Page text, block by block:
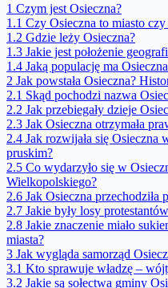
1 Czym jest Osieczna?
1.1 Czy Osieczna to miasto
1.2 Gdzie leży Osieczna?
1.3 Jakie jest położenie
1.4 Jaką populację ma
2 Jak powstała Osieczna?
2.1 Skąd pochodzi nazwa
2.2 Jak przebiegały dzieje
2.3 Jak Osieczna otrzymała
2.4 Jak rozwijała się Osieczna
pruskim?
2.5 Co wydarzyło się w
Wielkopolskiego?
2.6 Jak Osieczna
2.7 Jakie były losy
2.8 Jakie znaczenie miało
miasta?
3 Jak wygląda samorząd
3.1 Kto sprawuje władzę –
3.2 Jakie są sołectwa gminy